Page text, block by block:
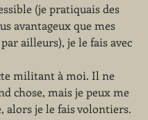
(je pratiquais des
avantageux que mes
ailleurs), je le fais avec
militant à moi. Il ne
chose, mais je peux me
alors je le fais volontiers.